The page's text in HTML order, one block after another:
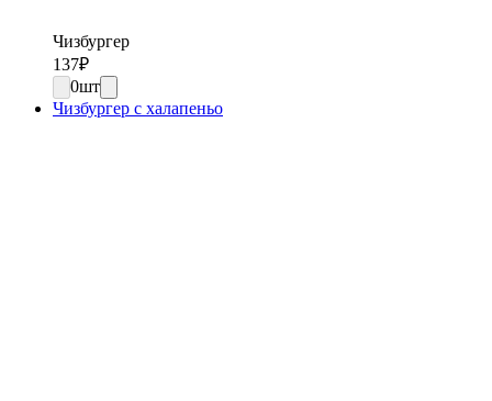
Чизбургер
137₽
0шт
Чизбургер с халапеньо